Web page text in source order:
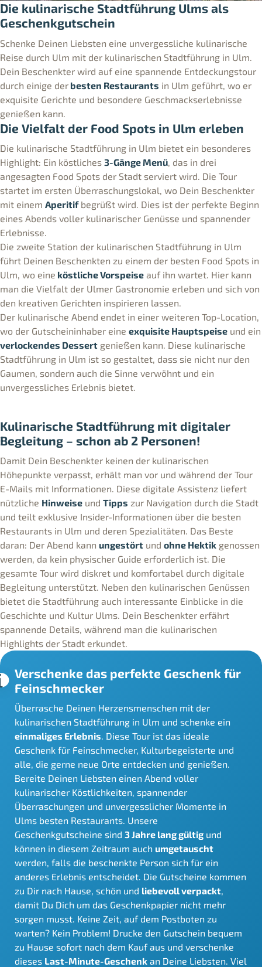
Die kulinarische Stadtführung Ulms als
Geschenkgutschein
Schenke Deinen Liebsten eine unvergessliche kulinarische
Reise durch Ulm mit der kulinarischen Stadtführung in Ulm.
Dein Beschenkter wird auf eine spannende Entdeckungstour
durch einige der besten Restaurants in Ulm geführt, wo er
exquisite Gerichte und besondere Geschmackserlebnisse
genießen kann.
Die Vielfalt der Food Spots in Ulm erleben
Die kulinarische Stadtführung in Ulm bietet ein besonderes
Highlight: Ein köstliches 3-Gänge Menü, das in drei
angesagten Food Spots der Stadt serviert wird. Die Tour
startet im ersten Überraschungslokal, wo Dein Beschenkter
mit einem Aperitifbegrüßt wird. Dies ist der perfekte Beginn
eines Abends voller kulinarischer Genüsse und spannender
Erlebnisse.
Die zweite Station der kulinarischen Stadtführung in Ulm
führt Deinen Beschenkten zu einem der besten Food Spots in
Ulm, wo eine köstliche Vorspeise auf ihn wartet. Hier kann
man die Vielfalt der Ulmer Gastronomie erleben und sich von
den kreativen Gerichten inspirieren lassen.
Der kulinarische Abend endet in einer weiteren Top-Location,
wo der Gutscheininhaber eine exquisite Hauptspeise und ein
verlockendes Dessert genießen kann. Diese kulinarische
Stadtführung in Ulm ist so gestaltet, dass sie nicht nur den
Gaumen, sondern auch die Sinne verwöhnt und ein
unvergessliches Erlebnis bietet.
Kulinarische Stadtführung mit digitaler
Begleitung – schon ab 2 Personen!
Damit Dein Beschenkter keinen der kulinarischen
Höhepunkte verpasst, erhält man vor und während der Tour
E-Mails mit Informationen. Diese digitale Assistenz liefert
nützliche Hinweise und Tipps zur Navigation durch die Stadt
und teilt exklusive Insider-Informationen über die besten
Restaurants in Ulm und deren Spezialitäten. Das Beste
daran: Der Abend kann ungestört und ohne Hektik genossen
werden, da kein physischer Guide erforderlich ist. Die
gesamte Tour wird diskret und komfortabel durch digitale
Begleitung unterstützt. Neben den kulinarischen Genüssen
bietet die Stadtführung auch interessante Einblicke in die
Geschichte und Kultur Ulms. Dein Beschenkter erfährt
spannende Details, während man die kulinarischen
Highlights der Stadt erkundet.
Verschenke das perfekte Geschenk für
Feinschmecker
Überrasche Deinen Herzensmenschen mit der
kulinarischen Stadtführung in Ulm und schenke ein
einmaliges Erlebnis. Diese Tour ist das ideale
Geschenk für Feinschmecker, Kulturbegeisterte und
alle, die gerne neue Orte entdecken und genießen.
Bereite Deinen Liebsten einen Abend voller
kulinarischer Köstlichkeiten, spannender
Überraschungen und unvergesslicher Momente in
Ulms besten Restaurants. Unsere
Geschenkgutscheine sind3 Jahre lang gültig und
können in diesem Zeitraum auch umgetauscht
werden, falls die beschenkte Person sich für ein
anderes Erlebnis entscheidet. Die Gutscheine kommen
zu Dir nach Hause, schön und liebevoll verpackt,
damit Du Dich um das Geschenkpapier nicht mehr
sorgen musst. Keine Zeit, auf dem Postboten zu
warten? Kein Problem! Drucke den Gutschein bequem
zu Hause sofort nach dem Kauf aus und verschenke
dieses Last-Minute-Geschenk an Deine Liebsten. Viel